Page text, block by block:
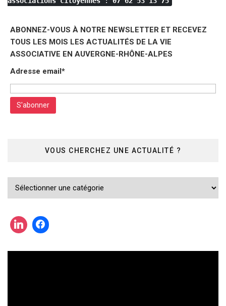
ABONNEZ-VOUS À NOTRE NEWSLETTER ET RECEVEZ
TOUS LES MOIS LES ACTUALITÉS DE LA VIE
ASSOCIATIVE EN AUVERGNE-RHÔNE-ALPES
Adresse email*
VOUS CHERCHEZ UNE ACTUALITÉ ?
Vous
actualité
?